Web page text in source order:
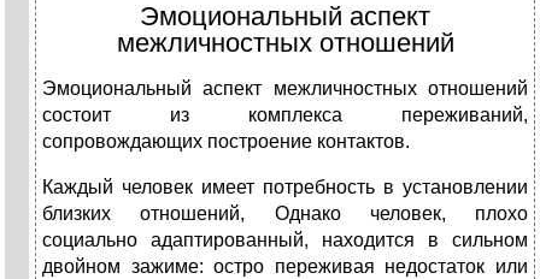
Эмоциональный аспект
межличностных отношений
Эмоциональный аспект межличностных отношений
состоит из комплекса переживаний,
сопровождающих построение контактов.
Каждый человек имеет потребность в установлении
близких отношений, Однако человек, плохо
социально адаптированный, находится в сильном
двойном зажиме: остро переживая недостаток или